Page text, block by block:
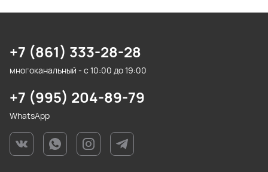
+7 (861) 333-28-28
многоканальный - с 10:00 до 19:00
+7 (995) 204-89-79
WhatsApp